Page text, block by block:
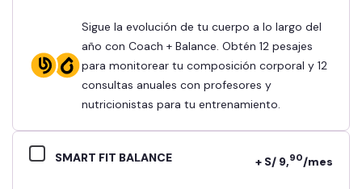
Sigue la evolución de tu cuerpo a lo largo del
año con Coach + Balance. Obtén 12 pesajes
para monitorear tu composición corporal y 12
consultas anuales con profesores y
nutricionistas para tu entrenamiento.
SMART FIT BALANCE + S/ 9,90/mes